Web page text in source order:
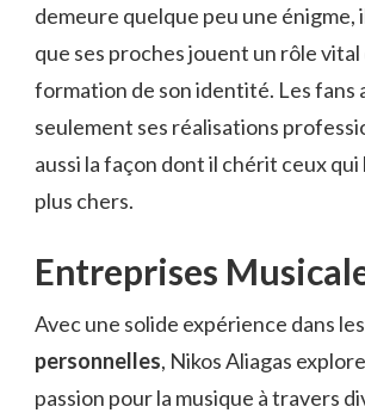
demeure quelque peu une énigme,
que ses proches jouent un rôle vital
formation de son identité. Les fans
seulement ses réalisations
aussi la façon dont il chérit ceux qui
plus chers.
Entreprises
Avec une solide expérience dans les
personnelles, Nikos Aliagas
passion pour la musique à travers